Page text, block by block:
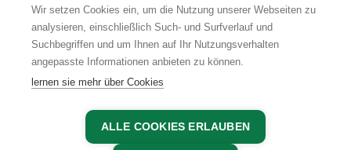
AGBIMPRESSUMDATENSCHUTZ
Wir setzen Cookies ein, um die Nutzung unserer Webseiten zu
analysieren, einschließlich Such- und Surfverlauf und
Suchbegriffen und um Ihnen auf Ihr Nutzungsverhalten
angepasste Informationen anbieten zu können.
lernen sie mehr über Cookies
ALLE COOKIES ERLAUBEN